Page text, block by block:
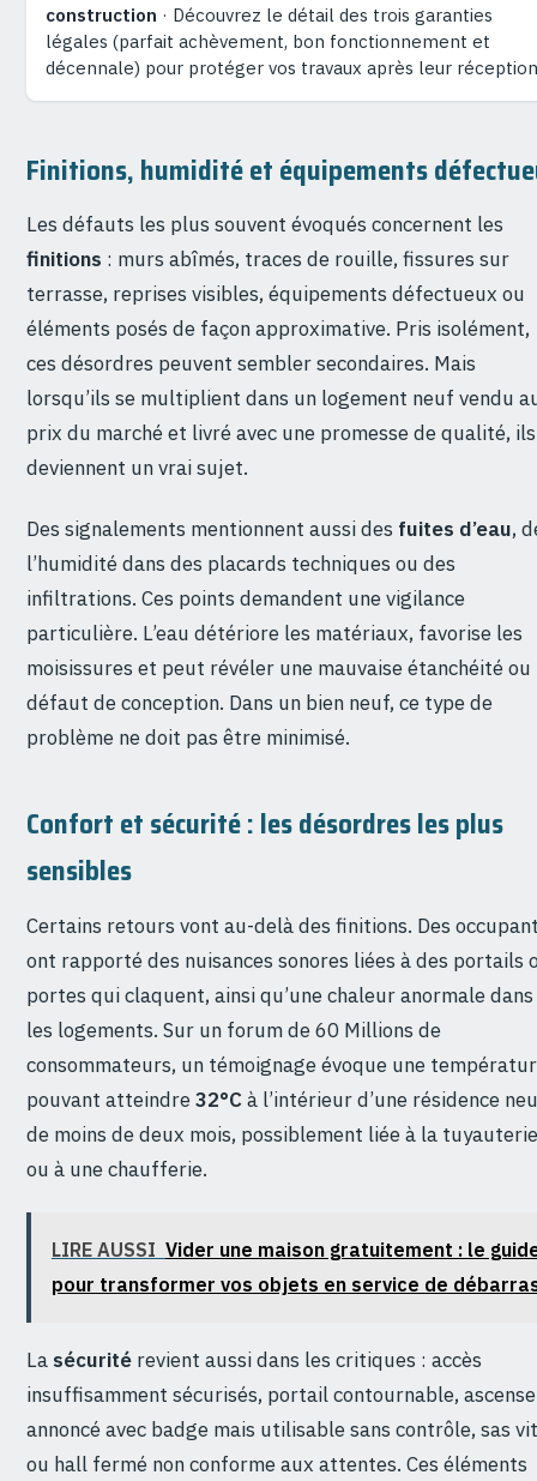
construction · Découvrez le détail des trois garanties
légales (parfait achèvement, bon fonctionnement et
décennale) pour protéger vos travaux après leur
Finitions, humidité et équipements
Les défauts les plus souvent évoqués concernent les
finitions : murs abîmés, traces de rouille, fissures sur
terrasse, reprises visibles, équipements défectueux ou
éléments posés de façon approximative. Pris isolément,
ces désordres peuvent sembler secondaires. Mais
lorsqu’ils se multiplient dans un logement neuf vendu
prix du marché et livré avec une promesse de qualité, ils
deviennent un vrai sujet.
Des signalements mentionnent aussi des fuites d’eau,
l’humidité dans des placards techniques ou des
infiltrations. Ces points demandent une vigilance
particulière. L’eau détériore les matériaux, favorise les
moisissures et peut révéler une mauvaise étanchéité ou
défaut de conception. Dans un bien neuf, ce type de
problème ne doit pas être minimisé.
Confort et sécurité : les désordres les plus
sensibles
Certains retours vont au-delà des finitions. Des
ont rapporté des nuisances sonores liées à des portails
portes qui claquent, ainsi qu’une chaleur anormale dans
les logements. Sur un forum de 60 Millions de
consommateurs, un témoignage évoque une
pouvant atteindre 32°Cà l’intérieur d’une résidence
de moins de deux mois, possiblement liée à la tuyauterie
ou à une chaufferie.
LIRE AUSSI Vider une maison gratuitement : le
pour transformer vos objets en service de
La sécurité revient aussi dans les critiques : accès
insuffisamment sécurisés, portail contournable,
annoncé avec badge mais utilisable sans contrôle, sas
ou hall fermé non conforme aux attentes. Ces éléments